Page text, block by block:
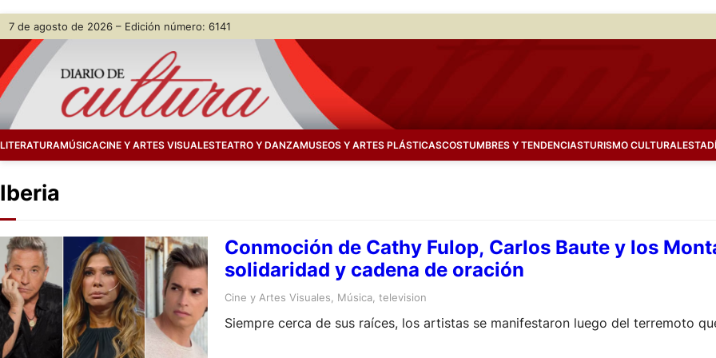
Skip
content
7 de agosto de 2026 – Edición número: 6141
LITERATURAMÚSICACINE Y ARTES VISUALESTEATRO Y DANZAMUSEOS Y ARTES PLÁSTICASCOSTUMBRES Y TENDENCIASTURISMO CULTURAL
Iberia
Conmoción de Cathy Fulop, Carlos Baute y los
solidaridad y cadena de oración
Cine y Artes Visuales Música , television
Siempre cerca de sus raíces, los artistas se manifestaron luego del terremoto